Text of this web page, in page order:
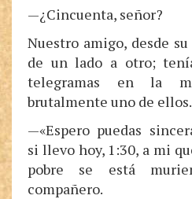
—¿Cincuenta, señor?
Nuestro amigo, desde
de un lado a otro;
telegramas en la
brutalmente uno de ellos.
—«Espero puedas
si llevo hoy, 1:30, a mi
pobre se está
compañero.